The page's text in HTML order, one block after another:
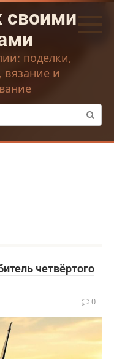
своими
поделки,
и
четвёртого
0